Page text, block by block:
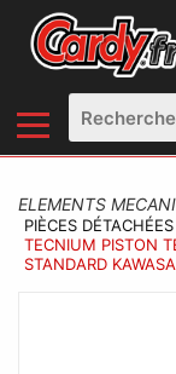
ELEMENTS
PIÈCES
TECNIUM PISTON
STANDARD